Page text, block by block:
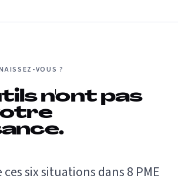
VOUS ?
n'ont pas
six situations dans 8 PME